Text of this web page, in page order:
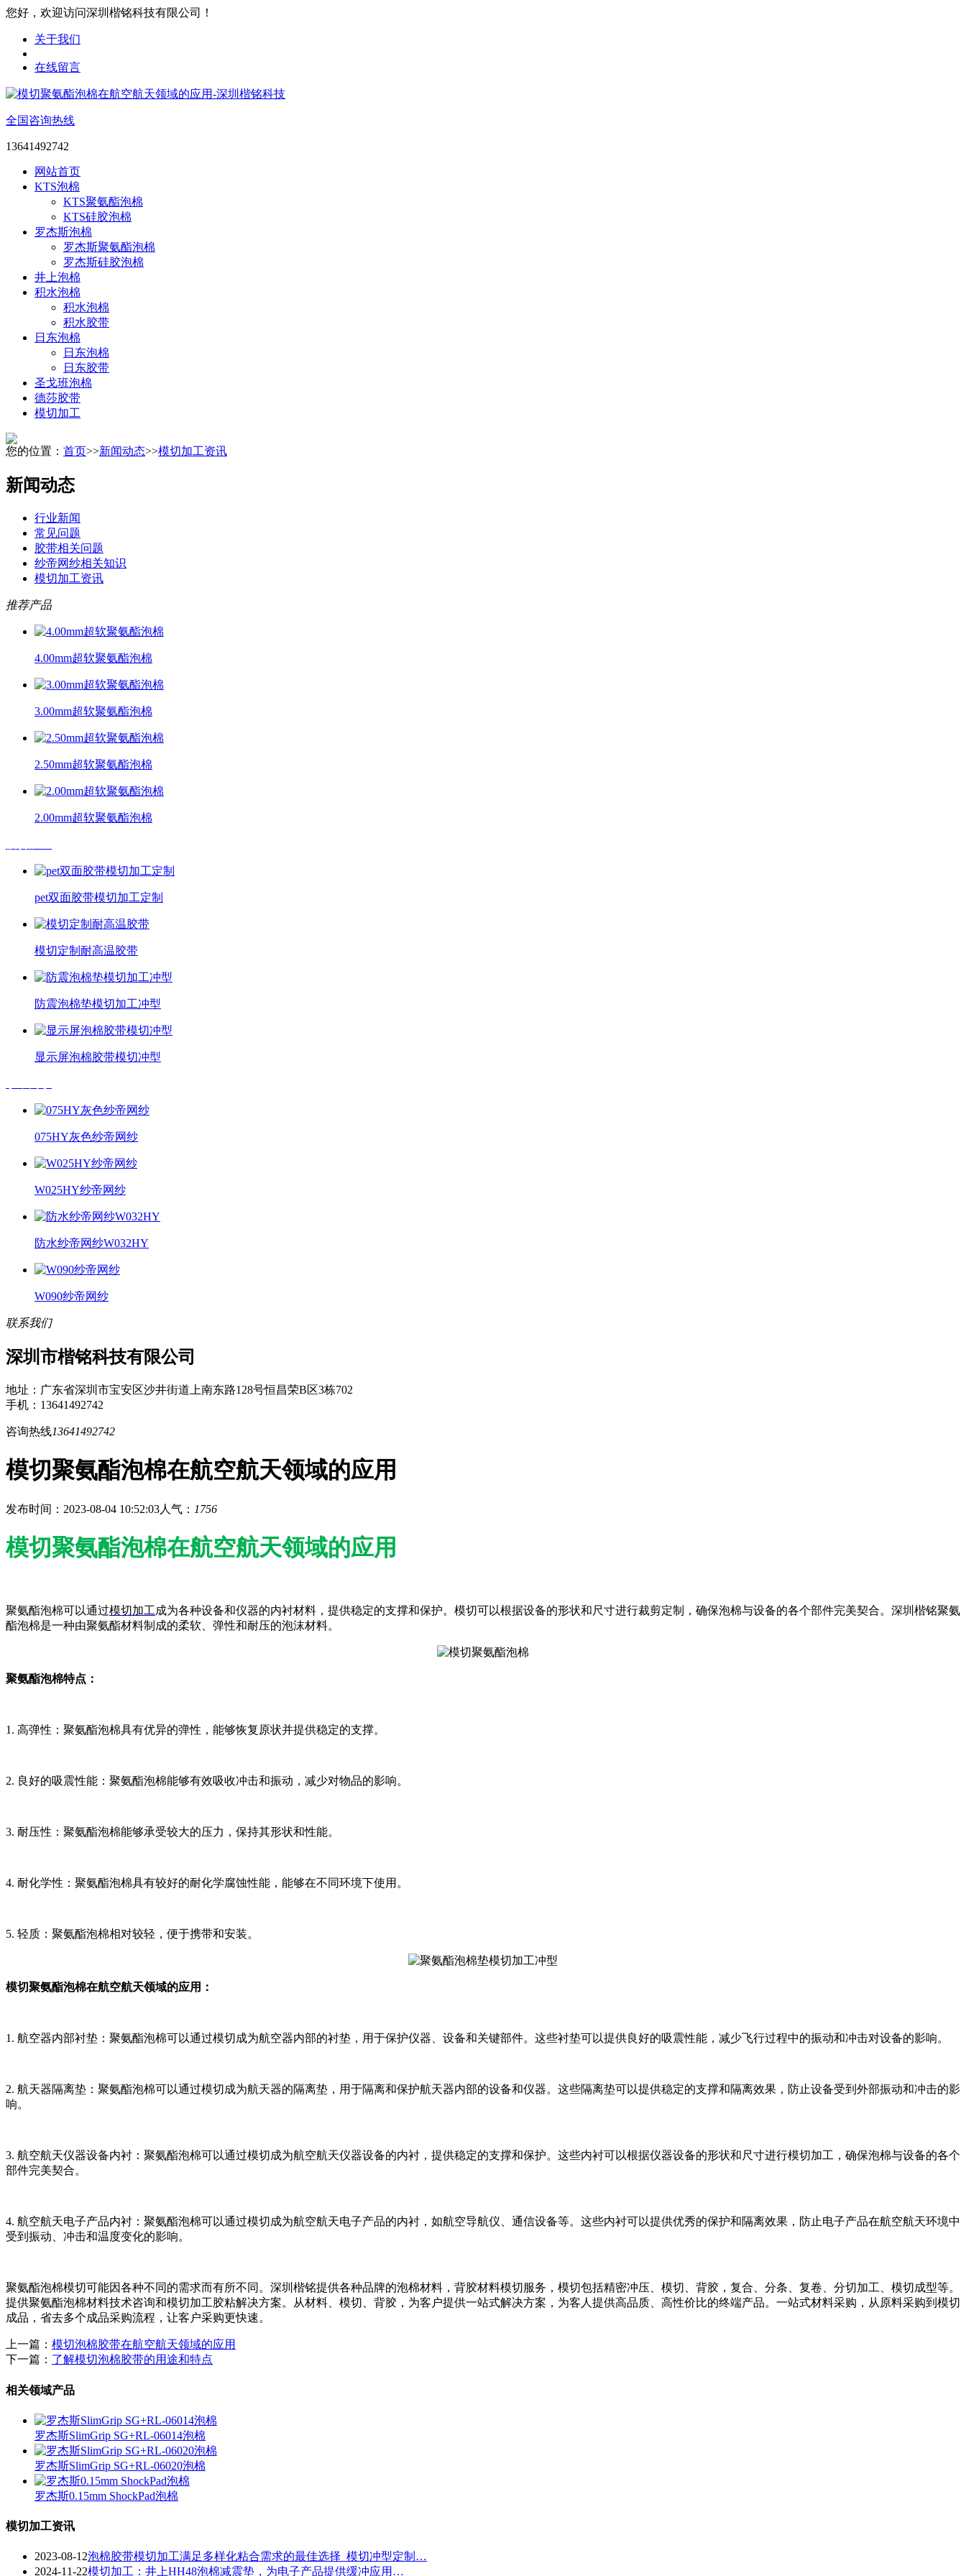
您好，欢迎访问深圳楷铭科技有限公司！
关于我们
在线留言
全国咨询热线
13641492742
网站首页
KTS泡棉
KTS聚氨酯泡棉
KTS硅胶泡棉
罗杰斯泡棉
罗杰斯聚氨酯泡棉
罗杰斯硅胶泡棉
井上泡棉
积水泡棉
积水泡棉
积水胶带
日东泡棉
日东泡棉
日东胶带
圣戈班泡棉
德莎胶带
模切加工
您的位置： 首页>>新闻动态>>模切加工资讯
新闻动态
行业新闻
常见问题
胶带相关问题
纱帝网纱相关知识
模切加工资讯
推荐产品
4.00mm超软聚氨酯泡棉
3.00mm超软聚氨酯泡棉
2.50mm超软聚氨酯泡棉
2.00mm超软聚氨酯泡棉
pet双面胶带模切加工定制
模切定制耐高温胶带
防震泡棉垫模切加工冲型
显示屏泡棉胶带模切冲型
075HY灰色纱帝网纱
W025HY纱帝网纱
防水纱帝网纱W032HY
W090纱帝网纱
联系我们
深圳市楷铭科技有限公司
地址：广东省深圳市宝安区沙井街道上南东路128号恒昌荣B区3栋702
手机：13641492742
咨询热线13641492742
模切聚氨酯泡棉在航空航天领域的应用
发布时间：2023-08-04 10:52:03人气： 1756
模切聚氨酯泡棉在航空航天领域的应用
聚氨酯泡棉可以通过模切加工成为各种设备和仪器的内衬材料，提供稳定的支撑和保护。模切可以根据设备的形状和尺寸进行裁剪定制，确保泡棉与设备的各个部件完美契合。深圳楷铭聚氨
酯泡棉是一种由聚氨酯材料制成的柔软、弹性和耐压的泡沫材料。
聚氨酯泡棉特点：
1. 高弹性：聚氨酯泡棉具有优异的弹性，能够恢复原状并提供稳定的支撑。
2. 良好的吸震性能：聚氨酯泡棉能够有效吸收冲击和振动，减少对物品的影响。
3. 耐压性：聚氨酯泡棉能够承受较大的压力，保持其形状和性能。
4. 耐化学性：聚氨酯泡棉具有较好的耐化学腐蚀性能，能够在不同环境下使用。
5. 轻质：聚氨酯泡棉相对较轻，便于携带和安装。
模切聚氨酯泡棉在航空航天领域的应用：
1. 航空器内部衬垫：聚氨酯泡棉可以通过模切成为航空器内部的衬垫，用于保护仪器、设备和关键部件。这些衬垫可以提供良好的吸震性能，减少飞行过程中的振动和冲击对设备的影响。
2. 航天器隔离垫：聚氨酯泡棉可以通过模切成为航天器的隔离垫，用于隔离和保护航天器内部的设备和仪器。这些隔离垫可以提供稳定的支撑和隔离效果，防止设备受到外部振动和冲击的影
响。
3. 航空航天仪器设备内衬：聚氨酯泡棉可以通过模切成为航空航天仪器设备的内衬，提供稳定的支撑和保护。这些内衬可以根据仪器设备的形状和尺寸进行模切加工，确保泡棉与设备的各个
部件完美契合。
4. 航空航天电子产品内衬：聚氨酯泡棉可以通过模切成为航空航天电子产品的内衬，如航空导航仪、通信设备等。这些内衬可以提供优秀的保护和隔离效果，防止电子产品在航空航天环境中
受到振动、冲击和温度变化的影响。
聚氨酯泡棉模切可能因各种不同的需求而有所不同。深圳楷铭提供各种品牌的泡棉材料，背胶材料模切服务，模切包括精密冲压、模切、背胶，复合、分条、复卷、分切加工、模切成型等。
提供聚氨酯泡棉材料技术咨询和模切加工胶粘解决方案。从材料、模切、背胶，为客户提供一站式解决方案，为客人提供高品质、高性价比的终端产品。一站式材料采购，从原料采购到模切
成品，省去多个成品采购流程，让客户采购更快速。
上一篇： 模切泡棉胶带在航空航天领域的应用
下一篇： 了解模切泡棉胶带的用途和特点
相关领域产品
罗杰斯SlimGrip SG+RL-06014泡棉
罗杰斯SlimGrip SG+RL-06020泡棉
罗杰斯0.15mm ShockPad泡棉
模切加工资讯
2023-08-12泡棉胶带模切加工满足多样化粘合需求的最佳选择_模切冲型定制…
2024-11-22​模切加工：井上HH48泡棉减震垫，为电子产品提供缓冲应用…